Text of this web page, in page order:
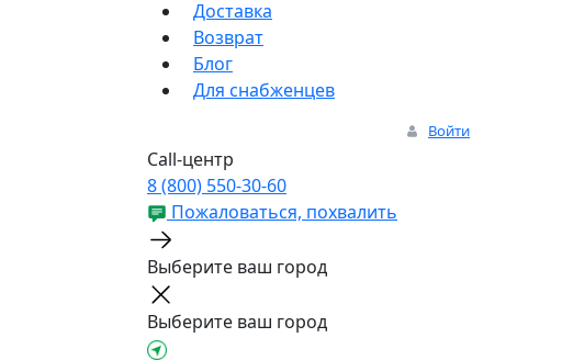
Доставка
Возврат
Блог
Для снабженцев
Войти
Call-центр
8 (800) 550-30-60
Пожаловаться, похвалить
Выберите ваш город
Выберите ваш город